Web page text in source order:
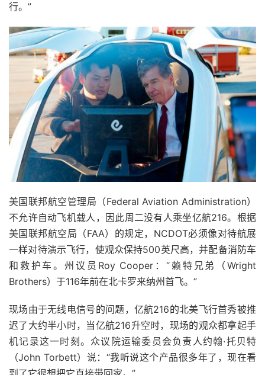
行。”
美国联邦航空管理局（Federal Aviation Administration）
不允许自动飞机载人，因此周二没有人乘坐亿航216。根据
美国联邦航空局（FAA）的规定，NCDOT必须像对待航展
一样对待演示飞行，使观众保持500英尺高，并配备消防车
和救护车。州议员Roy Cooper ：“赖特兄弟（Wright
Brothers）于116年前在北卡罗来纳州首飞。”
现场由于无线电信号的问题，亿航216的北美飞行首秀被推
迟了大约半小时，当亿航216升空时，现场的观众都拿起手
机记录这一时刻。 众议院运输委员会负责人约翰·托贝特
（John Torbett）说：“我听说这个产品很多年了，现在看